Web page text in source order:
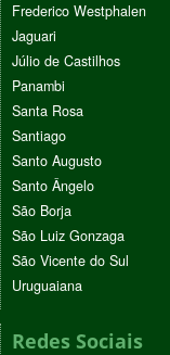
Frederico Westphalen
Jaguari
Júlio de Castilhos
Panambi
Santa Rosa
Santiago
Santo Augusto
Santo Ângelo
São Borja
São Luiz Gonzaga
São Vicente do Sul
Uruguaiana
Redes Sociais